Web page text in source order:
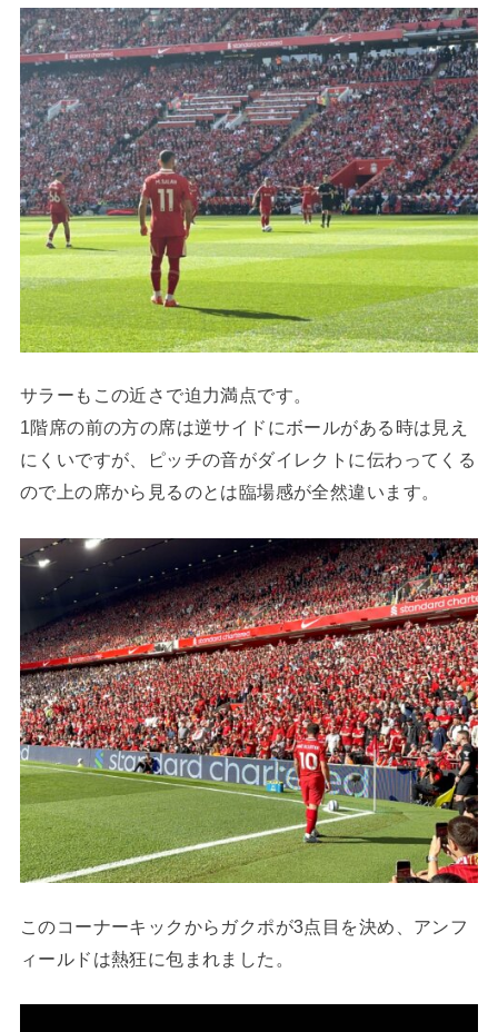
サラーもこの近さで迫力満点です。
1階席の前の方の席は逆サイドにボールがある時は見え
にくいですが、ピッチの音がダイレクトに伝わってくる
ので上の席から見るのとは臨場感が全然違います。
このコーナーキックからガクポが3点目を決め、アンフ
ィールドは熱狂に包まれました。